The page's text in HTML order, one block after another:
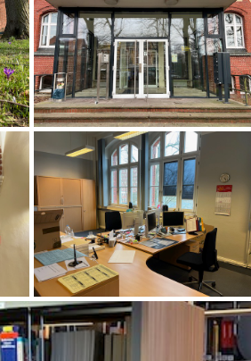
Sekretariat